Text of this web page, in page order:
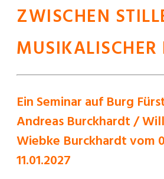
ZWISCHEN
MUSIKALISCHER
Ein Seminar auf Burg
Andreas Burckhardt /
Wiebke Burckhardt vom
11.01.2027